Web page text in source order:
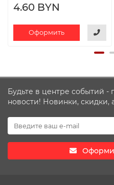
4.60 BYN
Оформить
Будьте в центре событий
новости! Новинки, скидки,